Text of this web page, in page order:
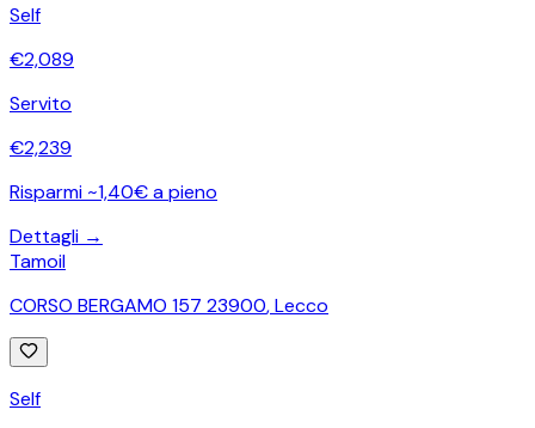
Self
€2,089
Servito
€2,239
Risparmi ~1,40€ a pieno
Dettagli →
Tamoil
CORSO BERGAMO 157 23900,Lecco
Self